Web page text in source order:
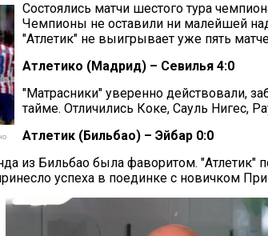
Состоялись матчи шестого тура
Чемпионы не оставили ни малейшей
"Атлетик" не выигрывает уже пять
Атлетико (Мадрид) – Севилья 4:0
"Матрасники" уверенно действовали,
тайме. Отличились Коке, Сауль Нигес,
Атлетик (Бильбао) – Эйбар 0:0
из Бильбао была фаворитом. "Атлетик"
успеха в поединке с новичком